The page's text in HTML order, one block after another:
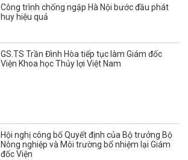
Công trình chống ngập Hà Nội bước đầu phát
huy hiệu quả
GS.TS Trần Đình Hòa tiếp tục làm Giám đốc
Viện Khoa học Thủy lợi Việt Nam
Hội nghị công bố Quyết định của Bộ trưởng Bộ
Nông nghiệp và Môi trường bổ nhiệm lại Giám
đốc Viện